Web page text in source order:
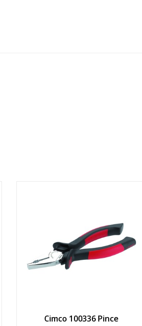
Cimco 100336 Pince